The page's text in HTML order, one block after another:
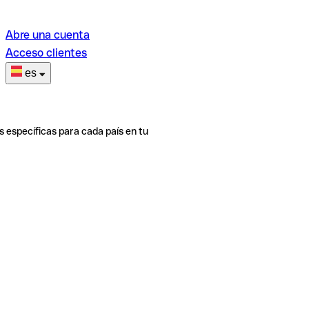
Abre una cuenta
Acceso clientes
es
específicas para cada país en tu